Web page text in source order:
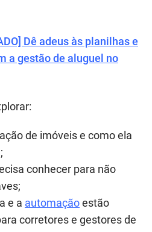
Dê adeus às planilhas e
a gestão de aluguel no
de imóveis e como ela
conhecer para não
e a automaçãoestão
corretores e gestores de